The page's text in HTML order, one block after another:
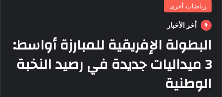
رياضات أخرى
أخر الأخبار
البطولة الإفريقية للمبارزة أواسط:
3 ميداليات جديدة في رصيد النخبة
الوطنية